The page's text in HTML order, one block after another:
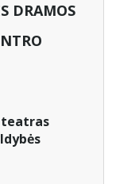
DRAMOS
teatras